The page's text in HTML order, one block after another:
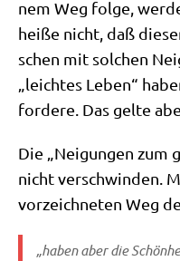
nem Weg fol­ge,
hei­ße nicht, daß
schen mit sol­chen
„leich­tes Leben“
for­de­re. Das gel­te
Die „Nei­gun­gen zum
nicht ver­schwin­den.
vor­zeich­ne­ten Weg
„haben aber die